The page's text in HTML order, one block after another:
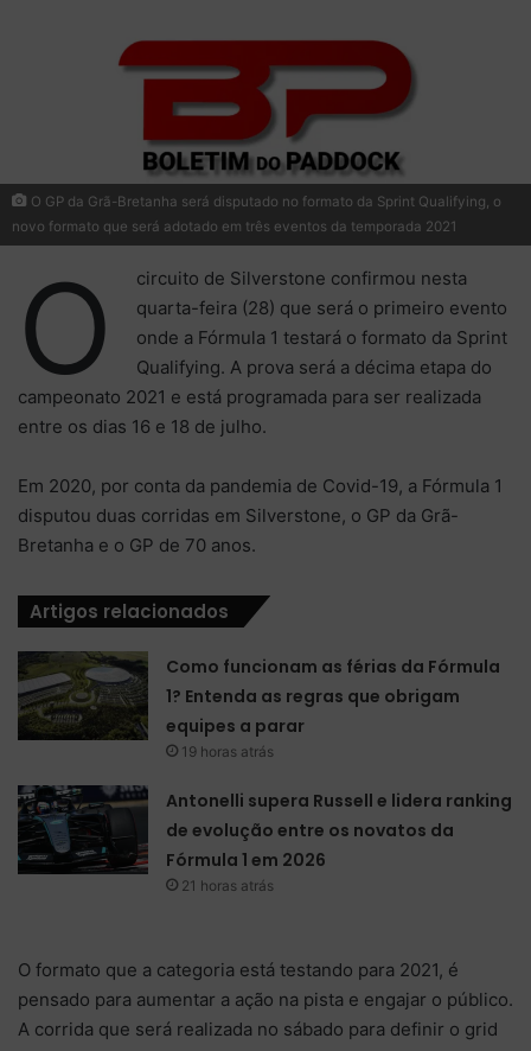
O GP da Grã-Bretanha será disputado no formato da Sprint Qualifying, o
novo formato que será adotado em três eventos da temporada 2021
O
circuito de Silverstone confirmou nesta
quarta-feira (28) que será o primeiro evento
onde a Fórmula 1 testará o formato da Sprint
Qualifying. A prova será a décima etapa do
campeonato 2021 e está programada para ser realizada
entre os dias 16 e 18 de julho.
Em 2020, por conta da pandemia de Covid-19, a Fórmula 1
disputou duas corridas em Silverstone, o GP da Grã-
Bretanha e o GP de 70 anos.
Artigos relacionados
Como funcionam as férias da Fórmula
1? Entenda as regras que obrigam
equipes a parar
19 horas atrás
Antonelli supera Russell e lidera ranking
de evolução entre os novatos da
Fórmula 1 em 2026
21 horas atrás
O formato que a categoria está testando para 2021, é
pensado para aumentar a ação na pista e engajar o público.
A corrida que será realizada no sábado para definir o grid